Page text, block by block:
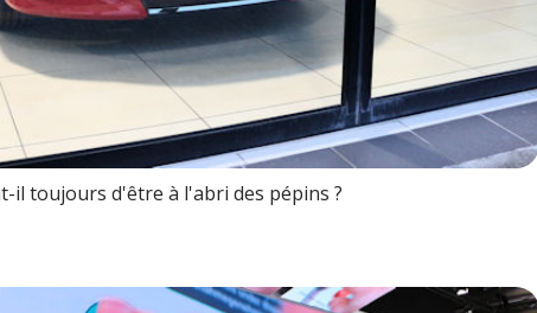
il toujours d'être à l'abri des pépins ?